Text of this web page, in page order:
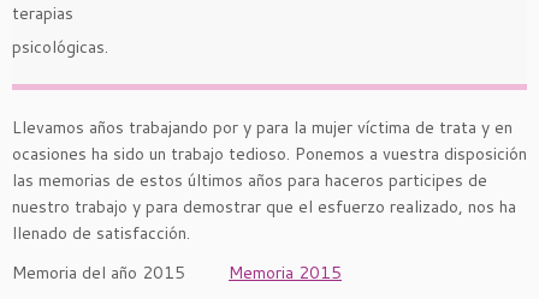
terapias
psicológicas.
Llevamos años trabajando por y para la mujer víctima de trata y en
ocasiones ha sido un trabajo tedioso. Ponemos a vuestra disposición
las memorias de estos últimos años para haceros participes de
nuestro trabajo y para demostrar que el esfuerzo realizado, nos ha
llenado de satisfacción.
Memoria del año 2015 Memoria 2015